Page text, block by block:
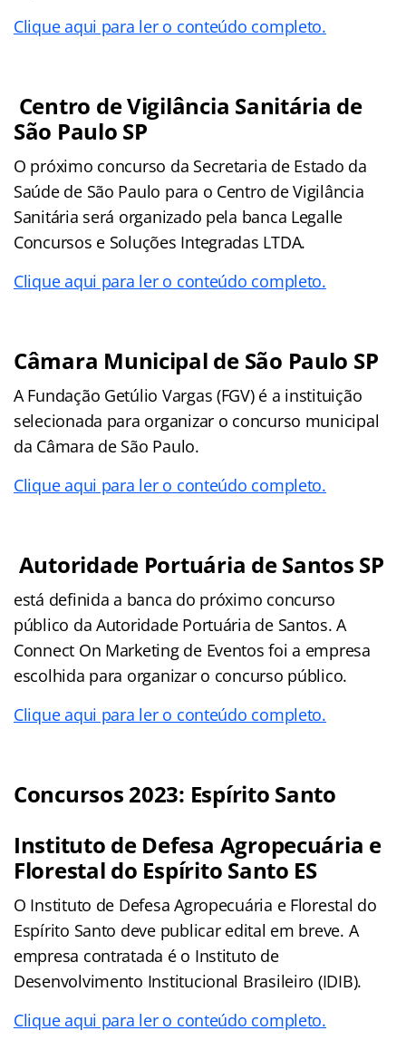
Clique aqui para ler o conteúdo completo.
Centro de Vigilância Sanitária de
São Paulo SP
O próximo concurso da Secretaria de Estado da
Saúde de São Paulo para o Centro de Vigilância
Sanitária será organizado pela banca Legalle
Concursos e Soluções Integradas LTDA.
Clique aqui para ler o conteúdo completo.
Câmara Municipal de São Paulo SP
A Fundação Getúlio Vargas (FGV) é a instituição
selecionada para organizar o concurso municipal
da Câmara de São Paulo.
Clique aqui para ler o conteúdo completo.
Autoridade Portuária de Santos SP
está definida a banca do próximo concurso
público da Autoridade Portuária de Santos. A
Connect On Marketing de Eventos foi a empresa
escolhida para organizar o concurso público.
Clique aqui para ler o conteúdo completo.
Concursos 2023: Espírito Santo
Instituto de Defesa Agropecuária e
Florestal do Espírito Santo ES
O Instituto de Defesa Agropecuária e Florestal do
Espírito Santo deve publicar edital em breve. A
empresa contratada é o Instituto de
Desenvolvimento Institucional Brasileiro (IDIB).
Clique aqui para ler o conteúdo completo.